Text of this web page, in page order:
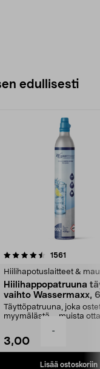
-
edullisesti
1561
Hiilihapotuslaitteet &
Hiilihappopatruuna
vaihto Wassermaxx,
Täyttöpatruuna, joka
myymälästä – muista
3,00
Lisää ostoskoriin
4.5viidestä